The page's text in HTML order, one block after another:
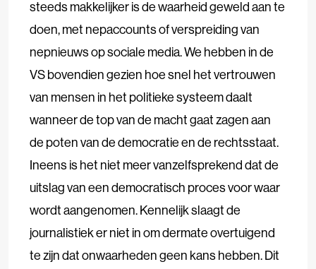
steeds makkelijker is de waarheid geweld aan te
doen, met nepaccounts of verspreiding van
nepnieuws op sociale media. We hebben in de
VS bovendien gezien hoe snel het vertrouwen
van mensen in het politieke systeem daalt
wanneer de top van de macht gaat zagen aan
de poten van de democratie en de rechtsstaat.
Ineens is het niet meer vanzelfsprekend dat de
uitslag van een democratisch proces voor waar
wordt aangenomen. Kennelijk slaagt de
journalistiek er niet in om dermate overtuigend
te zijn dat onwaarheden geen kans hebben. Dit